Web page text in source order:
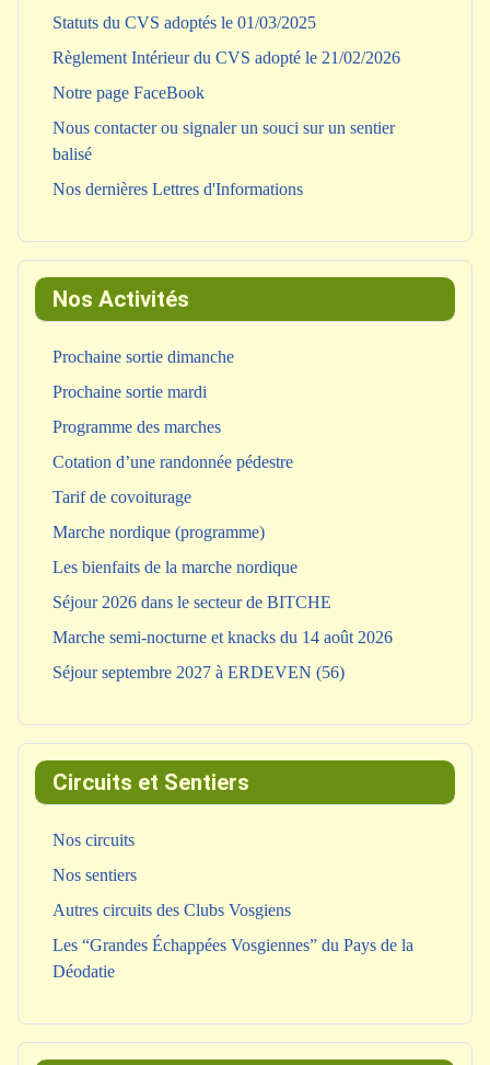
Statuts du CVS adoptés le 01/03/2025
Règlement Intérieur du CVS adopté le 21/02/2026
Notre page FaceBook
Nous contacter ou signaler un souci sur un sentier
balisé
Nos dernières Lettres d'Informations
Nos Activités
Prochaine sortie dimanche
Prochaine sortie mardi
Programme des marches
Cotation d’une randonnée pédestre
Tarif de covoiturage
Marche nordique (programme)
Les bienfaits de la marche nordique
Séjour 2026 dans le secteur de BITCHE
Marche semi-nocturne et knacks du 14 août 2026
Séjour septembre 2027 à ERDEVEN (56)
Circuits et Sentiers
Nos circuits
Nos sentiers
Autres circuits des Clubs Vosgiens
Les “Grandes Échappées Vosgiennes” du Pays de la
Déodatie